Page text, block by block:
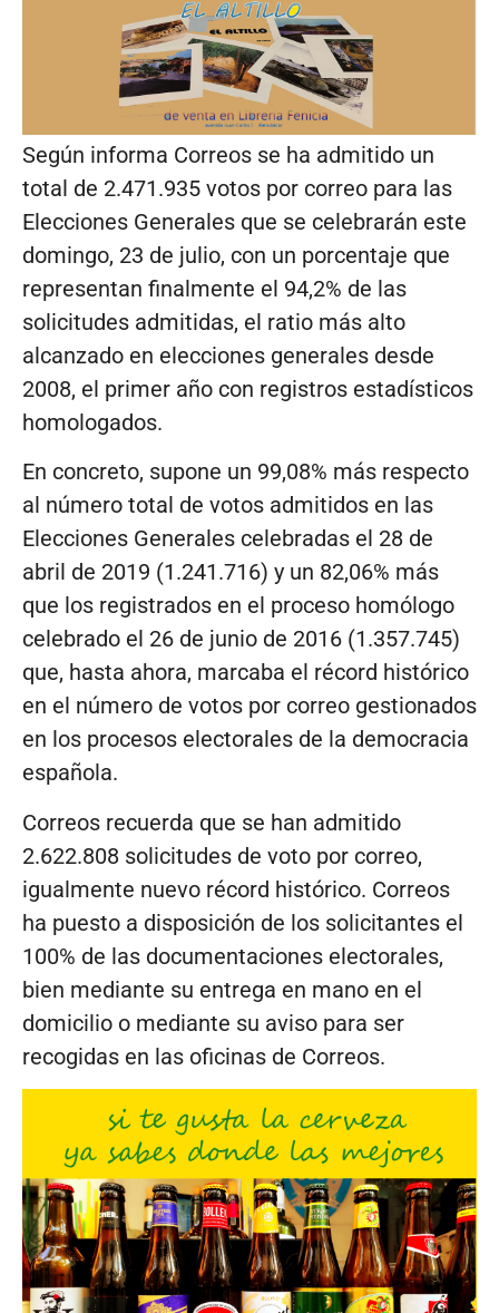
Según informa Correos se ha admitido un
total de 2.471.935 votos por correo para las
Elecciones Generales que se celebrarán este
domingo, 23 de julio, con un porcentaje que
representan finalmente el 94,2% de las
solicitudes admitidas, el ratio más alto
alcanzado en elecciones generales desde
2008, el primer año con registros estadísticos
homologados.
En concreto, supone un 99,08% más respecto
al número total de votos admitidos en las
Elecciones Generales celebradas el 28 de
abril de 2019 (1.241.716) y un 82,06% más
que los registrados en el proceso homólogo
celebrado el 26 de junio de 2016 (1.357.745)
que, hasta ahora, marcaba el récord histórico
en el número de votos por correo gestionados
en los procesos electorales de la democracia
española.
Correos recuerda que se han admitido
2.622.808 solicitudes de voto por correo,
igualmente nuevo récord histórico. Correos
ha puesto a disposición de los solicitantes el
100% de las documentaciones electorales,
bien mediante su entrega en mano en el
domicilio o mediante su aviso para ser
recogidas en las oficinas de Correos.